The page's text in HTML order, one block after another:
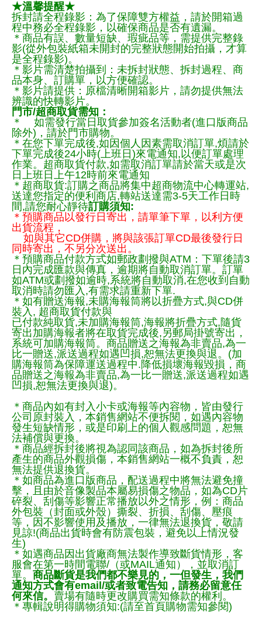
★溫馨提醒★
拆封請全程錄影：為了保障雙方權益，請於開箱過
程中務必全程錄影，以確保商品是否有遺漏。
＊商品有誤、數量短缺、瑕疵品等，需提供完整錄
影(從外包裝紙箱未開封的完整狀態開始拍攝，才算
是全程錄影)。
＊影片需清楚拍攝到：未拆封狀態、拆封過程、商
品本身、訂購單，以方便確認。
＊影片請提供：原檔清晰開箱影片，請勿提供無法
辨識的快轉影片。
門市/超商取貨需知：
＊ 如需發行當日取貨參加簽名活動者(進口版商品
除外)，請於門市購物。
＊在您下單完成後,如因個人因素需取消訂單,煩請於
下單完成後24小時(上班日)來電通知,以便訂單處理
作業。超商取貨付款,如需取消訂單請於當天或是次
日上班日上午12時前來電通知
＊超商取貨:訂購之商品將集中超商物流中心轉運站,
送達您指定的便利商店,轉站送達需3-5天工作日時
間,請您耐心靜待訂購須知:
＊預購商品以發行日寄出，請單筆下單，以利方便
出貨流程，
如與其它CD併購，將與該張訂單CD最後發行日
同時寄出，不另分次送出。
＊預購商品付款方式如郵政劃撥與ATM：下單後請3
日內完成匯款與傳真，逾期將自動取消訂單。訂單
如ATM或劃撥如逾時,系統將自動取消,在您收到自動
取消時請勿匯入,有需求請重新下單.
＊如有贈送海報,未購海報筒將以折疊方式,與CD併
裝入, 超商取貨付款與
已付款純取貨,未加購海報筒,海報將折疊方式,隨貨
寄出加購海報者將在取貨完成後,另郵局掛號寄出，
系統可加購海報筒。商品贈送之海報為非賣品,為一
比一贈送,派送過程如遇凹損,恕無法更換與退。(加
購海報筒為保障運送過程中.降低損壞海報毀損，商
品贈送之海報為非賣品,為一比一贈送,派送過程如遇
凹損,恕無法更換與退)。
＊商品內如有封入小卡或海報等內容物，皆由發行
公司原封裝入，本銷售網站不便拆閱，如遇內容物
發生短缺情形，或是印刷上的個人觀感問題，恕無
法補償與更換。
＊商品經拆封後將視為認同該商品，如為拆封後所
產生的商品外觀損傷，本銷售網站一概不負責，恕
無法提供退換貨。
＊如商品為進口版商品，配送過程中將無法避免撞
擊，且由於音像製品本屬易損傷之物品，如為CD片
碎裂、刮傷等影響正常播放以外之情形，例：商品
外包裝（封面或外殼）撕裂、折損、刮傷、壓痕
等，因不影響使用及播放，一律無法退換貨，敬請
見諒!(商品出貨時會有防震包裝，避免以上情況發
生)
＊如遇商品因出貨廠商無法製作導致斷貨情形，客
服會在第一時間電聯/（或MAIL通知），並取消訂
單。 商品斷貨是我們都不樂見的，一但發生，我們
通知方式會有email/或者致電告知，請務必留意任
何來信。 賣場有隨時更改購買需知條款的權利。
＊專輯說明得購物須知:(請至首頁購物需知參閱)